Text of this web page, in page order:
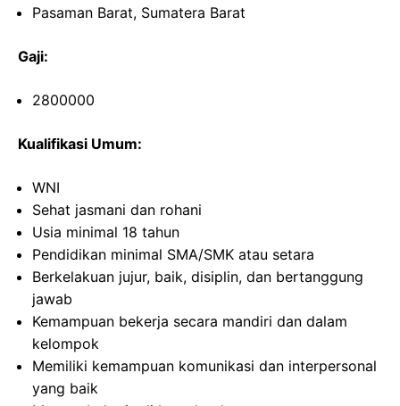
Pasaman Barat, Sumatera Barat
Gaji:
2800000
Kualifikasi Umum:
WNI
Sehat jasmani dan rohani
Usia minimal 18 tahun
Pendidikan minimal SMA/SMK atau setara
Berkelakuan jujur, baik, disiplin, dan bertanggung
jawab
Kemampuan bekerja secara mandiri dan dalam
kelompok
Memiliki kemampuan komunikasi dan interpersonal
yang baik